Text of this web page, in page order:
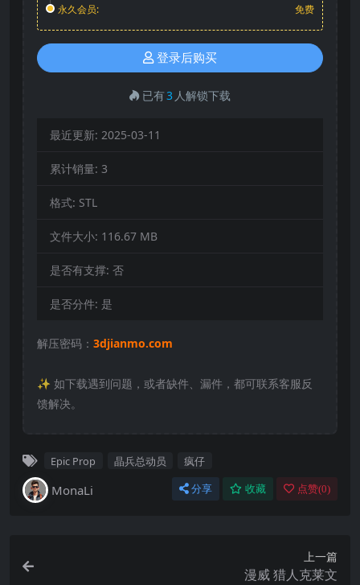
永久会员:
免费
登录后购买
已有3 人解锁下载
最近更新: 2025-03-11
累计销量: 3
格式: STL
文件大小: 116.67 MB
是否有支撑: 否
是否分件: 是
解压密码： 3djianmo.com
✨️ 如下载遇到问题，或者缺件、漏件，都可联系客服反
馈解决。
Epic Prop 晶兵总动员 疯仔
MonaLi 分享 收藏 点赞(0)
上一篇
漫威 猎人克莱文